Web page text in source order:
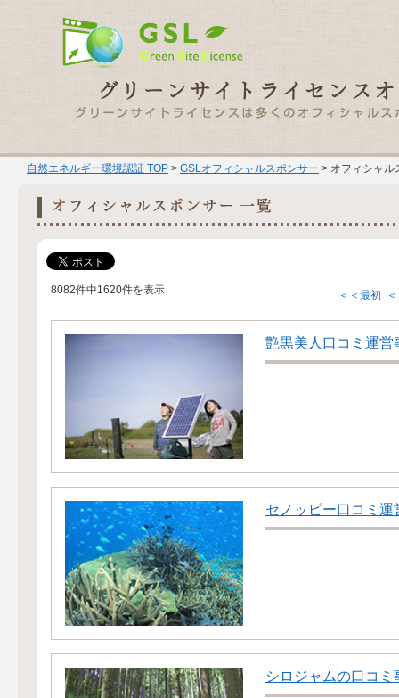
自然エネルギー環境認証 TOP > GSLオフィシャルスポンサー > オフィシャル
8082件中1620件を表示 ＜＜最初
艶黒美人口コミ運営
セノッピー口コミ運
シロジャムの口コミ